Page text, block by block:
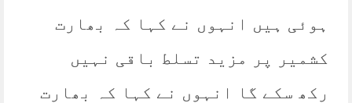
ہوئی ہیں انہوں نے کہا کہ بھارت
کشمیر پر مزید تسلط باقی نہیں
رکھ سکے گا انہوں نے کہا کہ بھارت